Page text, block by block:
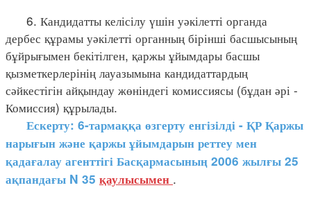
6. Кандидатты келісілу үшін уәкілетті органда
дербес құрамы уәкілетті органның бірінші басшысының
бұйрығымен бекітілген, қаржы ұйымдары басшы
қызметкерлерінің лауазымына кандидаттардың
сәйкестігін айқындау жөніндегі комиссиясы (бұдан әрі -
Комиссия) құрылады.
Ескерту: 6-тармаққа өзгерту енгізілді - ҚР Қаржы
нарығын және қаржы ұйымдарын реттеу мен
қадағалау агенттігі Басқармасының 2006 жылғы 25
ақпандағы N 35 қаулысымен .